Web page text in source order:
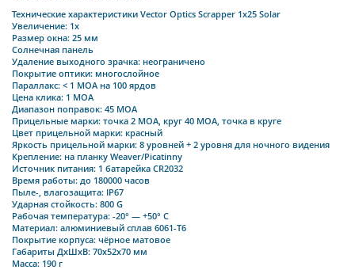
Технические характеристики Vector Optics Scrapper 1x25 Solar
Увеличение: 1x
Размер окна: 25 мм
Солнечная панель
Удаление выходного зрачка: неограничено
Покрытие оптики: многослойное
Параллакс: < 1 МОА на 100 ярдов
Цена клика: 1 MOA
Диапазон поправок: 45 MOA
Прицельные марки: точка 2 МOA, круг 40 MOA, точка в круге
Цвет прицельной марки: красный
Яркость прицельной марки: 8 уровней + 2 уровня для ночного видения
Крепление: на планку Weaver/Picatinny
Источник питания: 1 батарейка CR2032
Время работы: до 180000 часов
Пыле-, влагозащита: IP67
Ударная стойкость: 800 G
Рабочая температура: -20° — +50° C
Материал: алюминиевый сплав 6061-T6
Покрытие корпуса: чёрное матовое
Габариты ДхШхВ: 70х52х70 мм
Масса: 190 г